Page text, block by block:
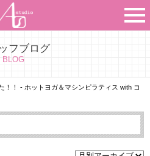
フブログ
BLOG
！！ - ホットヨガ＆マシンピラティス with コ
Asのコンセプト
Asのナビゲーションシステム
施設紹介